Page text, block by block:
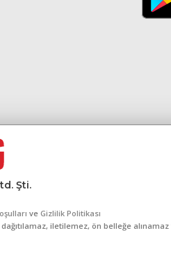
Şti.
ve Gizlilik Politikası
iletilemez, ön belleğe